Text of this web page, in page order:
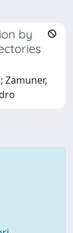
by
Zamuner,